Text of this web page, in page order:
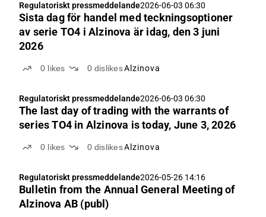
Regulatoriskt pressmeddelande2026-06-03 06:30
Sista dag för handel med teckningsoptioner
av serie TO4 i Alzinova är idag, den 3 juni
2026
0 likes 0 dislikesAlzinova
Regulatoriskt pressmeddelande2026-06-03 06:30
The last day of trading with the warrants of
series TO4 in Alzinova is today, June 3, 2026
0 likes 0 dislikesAlzinova
Regulatoriskt pressmeddelande2026-05-26 14:16
Bulletin from the Annual General Meeting of
Alzinova AB (publ)